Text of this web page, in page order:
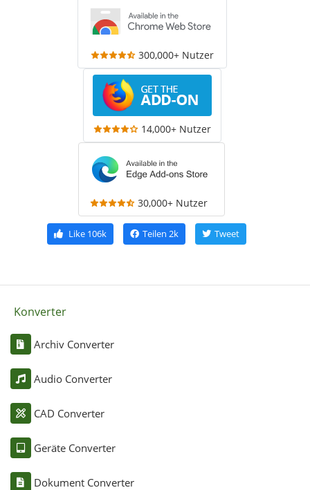
300,000+ Nutzer
14,000+ Nutzer
30,000+ Nutzer
Like 106k Teilen 2k Tweet
Konverter
Archiv Converter
Audio Converter
CAD Converter
Geräte Converter
Dokument Converter